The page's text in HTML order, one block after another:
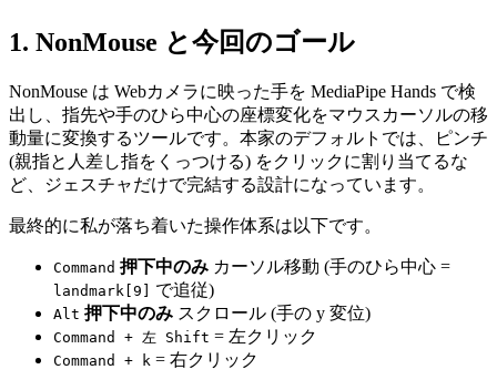
1. NonMouse と今回のゴール
NonMouse は Webカメラに映った手を MediaPipe Hands で検
出し、指先や手のひら中心の座標変化をマウスカーソルの移
動量に変換するツールです。本家のデフォルトでは、ピンチ
(親指と人差し指をくっつける) をクリックに割り当てるな
ど、ジェスチャだけで完結する設計になっています。
最終的に私が落ち着いた操作体系は以下です。
Command 押下中のみ カーソル移動 (手のひら中心 =
landmark[9] で追従)
Alt 押下中のみ スクロール (手の y 変位)
Command + 左 Shift = 左クリック
Command + k = 右クリック